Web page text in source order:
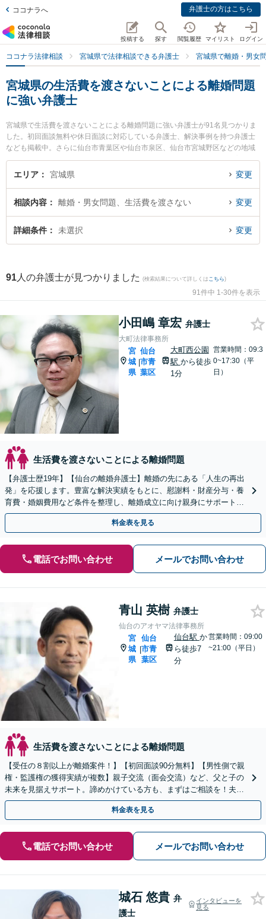
ココナラへ 弁護士の方はこちら
投稿する 探す 閲覧履歴 マイリスト ログイン
ココナラ法律相談 宮城県で法律相談できる弁護士 宮城県で離婚・男女
宮城県の生活費を渡さないことによる離婚問題
に強い弁護士
宮城県で生活費を渡さないことによる離婚問題に強い弁護士が91名見つかりま
した。初回面談無料や休日面談に対応している弁護士、解決事例を持つ弁護士
なども掲載中。さらに仙台市青葉区や仙台市泉区、仙台市宮城野区などの地域
条件で弁護士を絞り込めます。離婚・男女問題に関係する財産分与や養育費、
親権等の細かな分野での絞り込み検索もでき便利です。特に大町法律事務所の
用、強みなどが注目されています。『宮城県で土日や夜間に発生した生活費を
渡さないことによる離婚問題のトラブルを今すぐに弁護士に相談したい』『生
活費を渡さないことによる離婚問題のトラブル解決の実績豊富な近くの弁護士
エリア 宮城県 変更
相談内容 離婚・男女問題、生活費を渡さない 変更
詳細条件 未選択 変更
91 人の弁護士が見つかりました (検索結果について詳しくは こちら)
91件中 1-30件を表示
小田嶋 章宏 弁護士
大町法律事務所
宮
城
県
|
仙台
市青
葉区
大町西公園
駅 から徒歩
1分
営業時間：09:3
0~17:30（平
日）
生活費を渡さないことによる離婚問題
【弁護士歴19年】【仙台の離婚弁護士】離婚の先にある「人生の再出
発」を応援します。豊富な解決実績をもとに、慰謝料・財産分与・養
育費・婚姻費用など条件を整理し、離婚成立に向け親身にサポートし
ます。【大町西公園駅1分】【夜間・休日対応可能】
料金表を見る
電話でお問い合わせ メールでお問い合わせ
青山 英樹 弁護士
仙台のアオヤマ法律事務所
宮
城
県
|
仙台
市青
葉区
仙台駅 か
ら徒歩7
分
営業時間：09:00
~21:00（平日）
生活費を渡さないことによる離婚問題
【受任の８割以上が離婚案件！】【初回面談90分無料】【男性側で親
権・監護権の獲得実績が複数】親子交流（面会交流）など、父と子の
未来を見据えサポート。諦めかけている方も、まずはご相談を！夫婦
カウンセラー・公認会計士資格あり【WEB面談可】
料金表を見る
電話でお問い合わせ メールでお問い合わせ
城石 悠貴 弁
護士
インタビューを
見る